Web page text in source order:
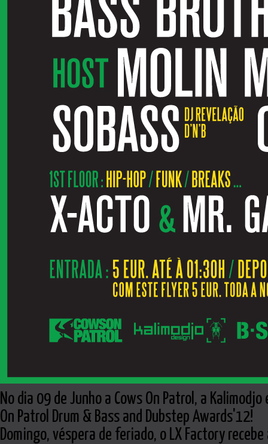
No dia 09 de Junho a Cows On Patrol, a
On Patrol Drum & Bass and Dubstep Awards'12!
Domingo, véspera de feriado, o LX Factory